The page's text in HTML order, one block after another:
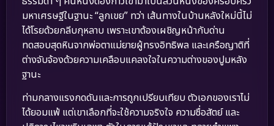
มหาเศรษฐีในฐานะ “ลูกเขย” ทว่า เส้นทางในบ้านหลังใหม่นี้ไม่
ได้โรยด้วยกลีบกุหลาบ เพราะเขาต้องเผชิญหน้ากับด่าน
ทดสอบสุดหินจากพ่อตาแม่ยายผู้ทรงอิทธิพล และเครือญาติที่
ต่างจับจ้องด้วยความเคลือบแคลงใจในความต่างของปูมหลัง
ฐานะ
ท่ามกลางแรงกดดันและการถูกเปรียบเทียบ ตัวเอกของเราไม่
ได้ยอมแพ้ แต่เขาเลือกที่จะใช้ความจริงใจ ความซื่อสัตย์ และ